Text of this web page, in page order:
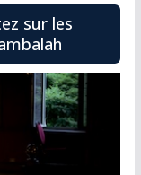
sur les